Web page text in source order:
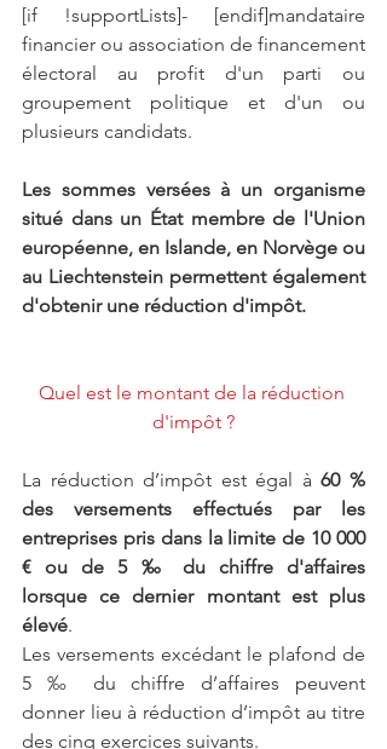
[if !supportLists]- [endif]mandataire
financier ou association de financement
électoral au profit d'un parti ou
groupement politique et d'un ou
plusieurs candidats.
Les sommes versées à un organisme
situé dans un État membre de l'Union
européenne, en Islande, en Norvège ou
au Liechtenstein permettent également
d'obtenir une réduction d'impôt.
Quel est le montant de la réduction
d'impôt ?
La réduction d’impôt est égal à 60 %
des versements effectués par les
entreprises pris dans la limite de 10 000
€ ou de 5 ‰ du chiffre d'affaires
lorsque ce dernier montant est plus
élevé.
Les versements excédant le plafond de
5 ‰ du chiffre d’affaires peuvent
donner lieu à réduction d’impôt au titre
des cinq exercices suivants.